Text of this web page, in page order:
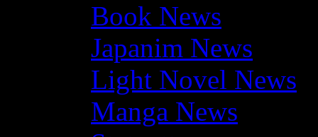
Book News
Japanim News
Light Novel News
Manga News